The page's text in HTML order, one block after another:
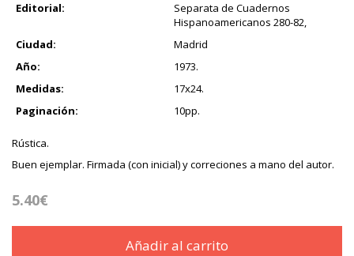
Editorial:
Separata de Cuadernos
Hispanoamericanos 280-82,
Ciudad:
Madrid
Año:
1973.
Medidas:
17x24.
Paginación:
10pp.
Rústica.
Buen ejemplar. Firmada (con inicial) y correciones a mano del autor.
5.40€
Añadir al carrito